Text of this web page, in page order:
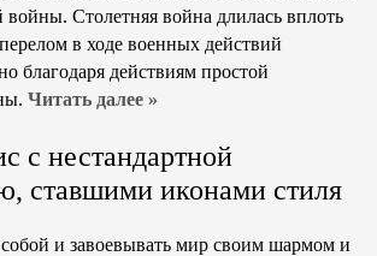
войны. Столетняя война длилась вплоть
в ходе военных действий
благодаря действиям простой
Читать далее »
с нестандартной
ставшими иконами стиля
и завоевывать мир своим шармом и